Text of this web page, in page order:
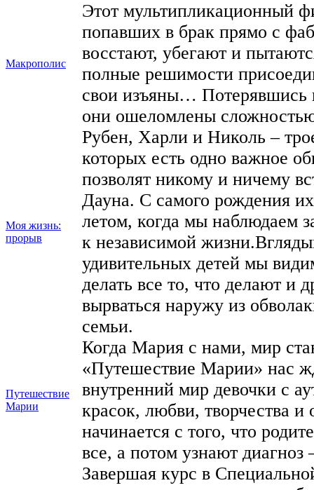
Макрополис
Этот мультипликационный
попавших в брак прямо с
восстают, убегают и
полные решимости
свои изъяны… Потерявшись
они ошеломлены
Моя жизнь:
прорыв
Рубен, Харли и Николь –
которых есть одно важное
позволят никому и ничему
Дауна. С самого рождения
летом, когда мы наблюдаем
к независимой
удивительных детей мы
делать все то, что делают
вырваться наружу из
семьи.
Путешествие
Марии
Когда Мария с нами, мир
«Путешествие Марии» нас
внутренний мир девочки с
красок, любви, творчества и
начинается с того, что
все, а потом узнают диагноз
Завершая курс в